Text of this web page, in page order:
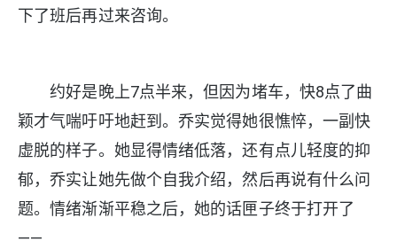
下了班后再过来咨询。
约好是晚上7点半来，但因为堵车，快8点了曲
颖才气喘吁吁地赶到。乔实觉得她很憔悴，一副快
虚脱的样子。她显得情绪低落，还有点儿轻度的抑
郁，乔实让她先做个自我介绍，然后再说有什么问
题。情绪渐渐平稳之后，她的话匣子终于打开了
——